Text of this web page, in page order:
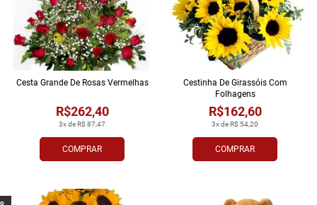
COMPRAR
3x de R$ 87,47
R$262,40
Cesta Grande De Rosas Vermelhas
COMPRAR
3x de R$ 54,20
R$162,60
Cestinha De Girassóis Com
Folhagens